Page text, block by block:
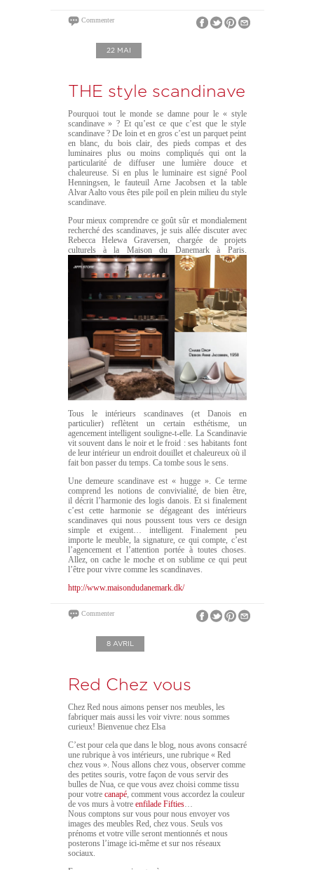
Commenter
22 MAI
THE style scandinave
Pourquoi tout le monde se damne pour le « style
scandinave » ? Et qu’est ce que c’est que le style
scandinave ? De loin et en gros c’est un parquet peint
en blanc, du bois clair, des pieds compas et des
luminaires plus ou moins compliqués qui ont la
particularité de diffuser une lumière douce et
chaleureuse. Si en plus le luminaire est signé Pool
Henningsen, le fauteuil Arne Jacobsen et la table
Alvar Aalto vous êtes pile poil en plein milieu du style
scandinave.
Pour mieux comprendre ce goût sûr et mondialement
recherché des scandinaves, je suis allée discuter avec
Rebecca Helewa Graversen, chargée de projets
culturels à la Maison du Danemark à Paris.
Tous le intérieurs scandinaves (et Danois en
particulier) reflètent un certain esthétisme, un
agencement intelligent souligne-t-elle. La Scandinavie
vit souvent dans le noir et le froid : ses habitants font
de leur intérieur un endroit douillet et chaleureux où il
fait bon passer du temps. Ca tombe sous le sens.
Une demeure scandinave est « hugge ». Ce terme
comprend les notions de convivialité, de bien être,
il décrit l’harmonie des logis danois. Et si finalement
c’est cette harmonie se dégageant des intérieurs
scandinaves qui nous poussent tous vers ce design
simple et exigent… intelligent. Finalement peu
importe le meuble, la signature, ce qui compte, c’est
l’agencement et l’attention portée à toutes choses.
Allez, on cache le moche et on sublime ce qui peut
l’être pour vivre comme les scandinaves.
http://www.maisondudanemark.dk/
Commenter
8 AVRIL
Red Chez vous
Chez Red nous aimons penser nos meubles, les
fabriquer mais aussi les voir vivre: nous sommes
curieux! Bienvenue chez Elsa
C’est pour cela que dans le blog, nous avons consacré
une rubrique à vos intérieurs, une rubrique « Red
chez vous ». Nous allons chez vous, observer comme
des petites souris, votre façon de vous servir des
bulles de Nua, ce que vous avez choisi comme tissu
pour votre canapé, comment vous accordez la couleur
de vos murs à votre enfilade Fifties…
Nous comptons sur vous pour nous envoyer vos
images des meubles Red, chez vous. Seuls vos
prénoms et votre ville seront mentionnés et nous
posterons l’image ici-même et sur nos réseaux
sociaux.